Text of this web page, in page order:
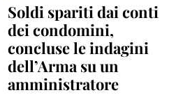
Soldi spariti dai conti
dei condomini,
concluse le indagini
dell’Arma su un
amministratore